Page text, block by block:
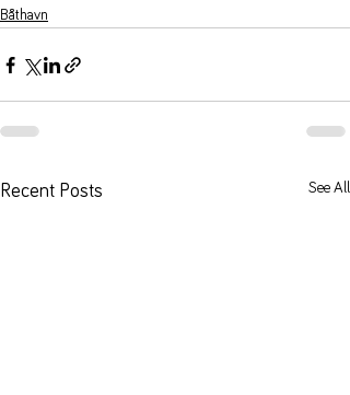
Båthavn
Recent Posts See All